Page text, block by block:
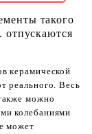
такого
отпускаются
керамической
реального. Весь
можно
колебаниями
может